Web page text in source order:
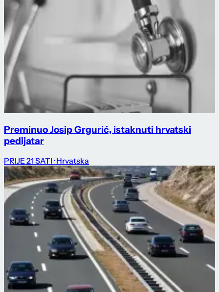
Preminuo Josip Grgurić, istaknuti hrvatski
pedijatar
PRIJE 21 SATI · Hrvatska